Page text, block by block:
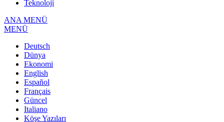
Teknoloji
ANA MENÜ
MENÜ
Deutsch
Dünya
Ekonomi
English
Español
Français
Güncel
Italiano
Köşe Yazıları